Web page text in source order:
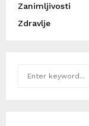
Zanimljivosti
Zdravlje